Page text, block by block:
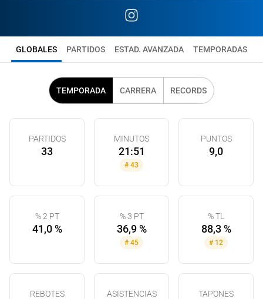
GLOBALES PARTIDOS ESTAD. AVANZADA TEMPORADAS
TEMPORADA CARRERA RECORDS
PARTIDOS
33
MINUTOS
21:51
# 43
PUNTOS
9,0
% 2 PT
41,0 %
% 3 PT
36,9 %
# 45
% TL
88,3 %
# 12
REBOTES ASISTENCIAS TAPONES